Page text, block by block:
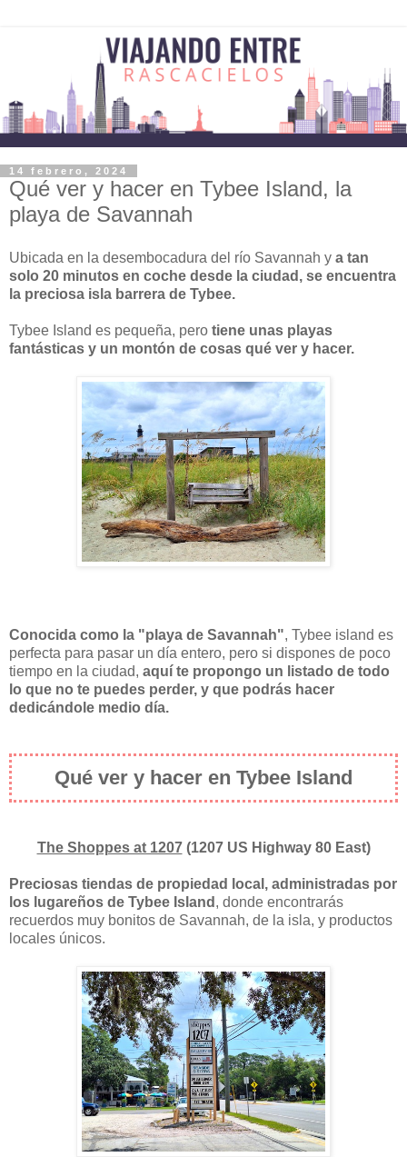
14 febrero, 2024
Qué ver y hacer en Tybee Island, la
playa de Savannah
Ubicada en la desembocadura del río Savannah y a tan
solo 20 minutos en coche desde la ciudad, se encuentra
la preciosa isla barrera de Tybee.
Tybee Island es pequeña, pero tiene unas playas
fantásticas y un montón de cosas qué ver y hacer.
Conocida como la "playa de Savannah", Tybee island es
perfecta para pasar un día entero, pero si dispones de poco
tiempo en la ciudad, aquí te propongo un listado de todo
lo que no te puedes perder, y que podrás hacer
dedicándole medio día.
Qué ver y hacer en Tybee Island
The Shoppes at 1207(1207 US Highway 80 East)
Preciosas tiendas de propiedad local, administradas por
los lugareños de Tybee Island , donde encontrarás
recuerdos muy bonitos de Savannah, de la isla, y productos
locales únicos.